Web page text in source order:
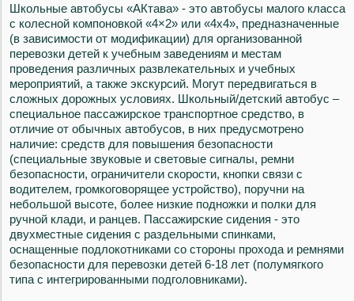
Школьные автобусы «АКтава» - это автобусы малого класса
с колесной компоновкой «4×2» или «4х4», предназначенные
(в зависимости от модификации) для организованной
перевозки детей к учебным заведениям и местам
проведения различных развлекательных и учебных
мероприятий, а также экскурсий. Могут передвигаться в
сложных дорожных условиях. Школьный/детский автобус –
специальное пассажирское транспортное средство, в
отличие от обычных автобусов, в них предусмотрено
наличие: средств для повышения безопасности
(специальные звуковые и световые сигналы, ремни
безопасности, ограничители скорости, кнопки связи с
водителем, громкоговорящее устройство), поручни на
небольшой высоте, более низкие подножки и полки для
ручной клади, и ранцев. Пассажирские сидения - это
двухместные сидения с раздельными спинками,
оснащенные подлокотниками со стороны прохода и ремнями
безопасности для перевозки детей 6-18 лет (полумягкого
типа с интегрированными подголовниками).